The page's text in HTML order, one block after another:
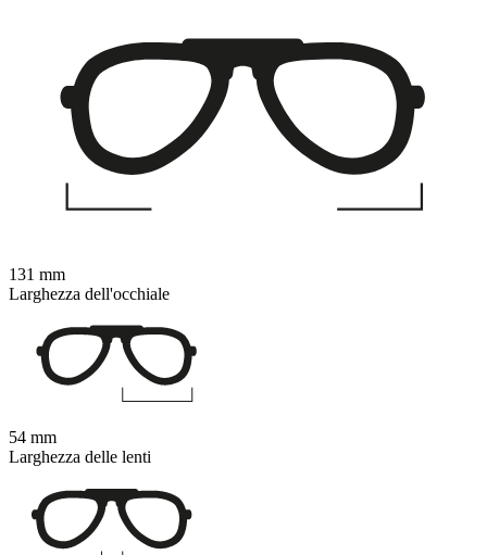
131 mm
Larghezza dell'occhiale
54 mm
Larghezza delle lenti